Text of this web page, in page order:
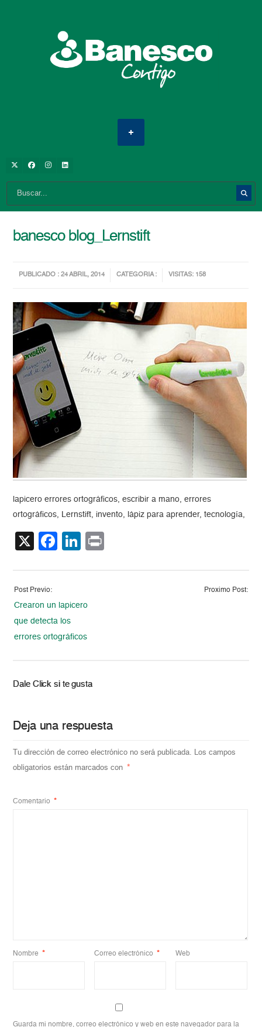
banesco blog_Lernstift
PUBLICADO : 24 ABRIL, 2014 CATEGORIA : VISITAS: 158
lapicero errores ortográficos, escribir a mano, errores
ortográficos, Lernstift, invento, lápiz para aprender, tecnología,
X Facebook
LinkedIn
Post Previo:
Crearon un lapicero
que detecta los
errores ortográficos
Proximo Post:
Dale Click si te gusta
Deja una respuesta
Tu dirección de correo electrónico no será publicada. Los campos
obligatorios están marcados con
*
Comentario *
Nombre * Correo electrónico * Web
Guarda mi nombre, correo electrónico y web en este navegador para la